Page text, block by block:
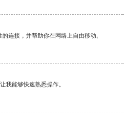
连接，并帮助你在网络上自由移动。
我能够快速熟悉操作。